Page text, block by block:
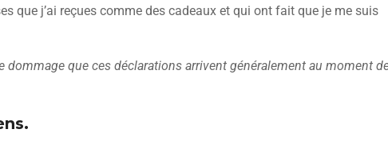
que j’ai reçues comme des cadeaux et qui ont fait que je me suis
dommage que ces déclarations arrivent généralement au moment